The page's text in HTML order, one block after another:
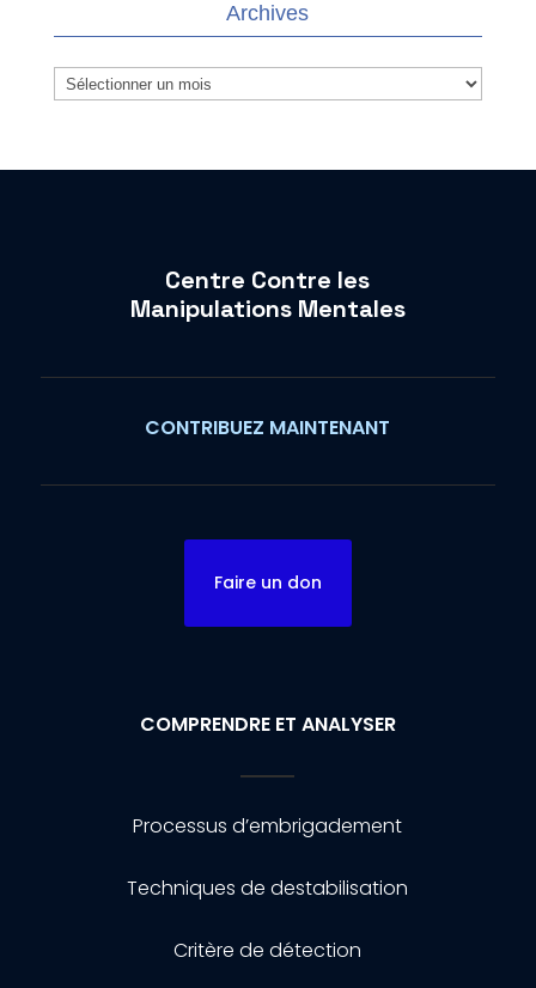
Archives
Archives
Centre Contre les
Manipulations Mentales
CONTRIBUEZ MAINTENANT
Faire un don
COMPRENDRE ET ANALYSER
Processus d’embrigadement
Techniques de destabilisation
Critère de détection